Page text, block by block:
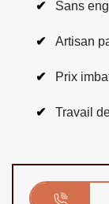
Sans
Artisan
Prix
Travail